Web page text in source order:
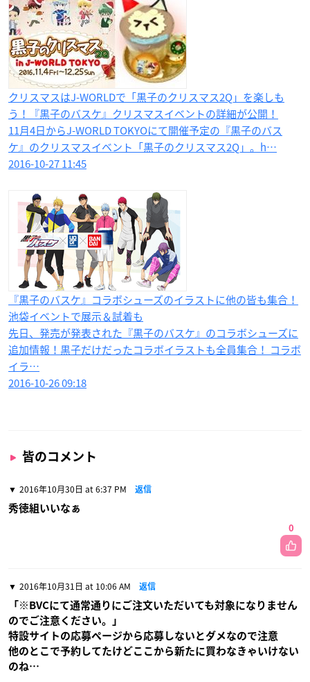
クリスマスはJ-WORLDで「黒子のクリスマス2Q」を楽しも
う！『黒子のバスケ』クリスマスイベントの詳細が公開！
11月4日からJ-WORLD TOKYOにて開催予定の『黒子のバス
ケ』のクリスマスイベント「黒子のクリスマス2Q」。h…
2016-10-27 11:45
『黒子のバスケ』コラボシューズのイラストに他の皆も集合！
池袋イベントで展示＆試着も
先日、発売が発表された『黒子のバスケ』のコラボシューズに
追加情報！黒子だけだったコラボイラストも全員集合！ コラボ
イラ…
2016-10-26 09:18
皆のコメント
2016年10月30日 at 6:37 PM 返信
秀徳組いいなぁ
0
2016年10月31日 at 10:06 AM 返信
「※BVCにて通常通りにご注文いただいても対象になりません
のでご注意ください。」
特設サイトの応募ページから応募しないとダメなので注意
他のとこで予約してたけどここから新たに買わなきゃいけない
のね…